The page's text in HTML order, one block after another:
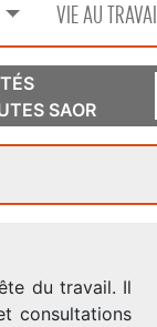
VIE AU TRAVAIL
SAOR
du travail. Il
consultations